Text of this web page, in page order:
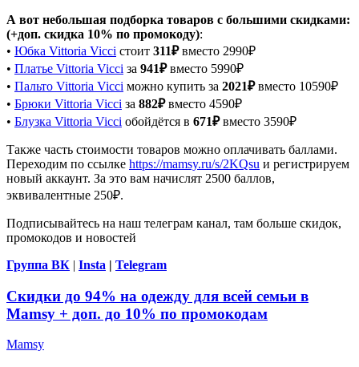
А вот небольшая подборка товаров с большими скидками:
(+доп. скидка 10% по промокоду):
• Юбка Vittoria Vicci стоит 311₽вместо 2990₽
• Платье Vittoria Vicci за 941₽вместо 5990₽
• Пальто Vittoria Vicci можно купить за 2021₽вместо 10590₽
• Брюки Vittoria Vicci за 882₽вместо 4590₽
• Блузка Vittoria Vicci обойдётся в 671₽вместо 3590₽
Также часть стоимости товаров можно оплачивать баллами.
Переходим по ссылке https://mamsy.ru/s/2KQsu и регистрируем
новый аккаунт. За это вам начислят 2500 баллов,
эквивалентные 250₽.
Подписывайтесь на наш телеграм канал, там больше скидок,
промокодов и новостей
Группа ВК | Insta | Telegram
Скидки до 94% на одежду для всей семьи в
Mamsy + доп. до 10% по промокодам
Mamsy